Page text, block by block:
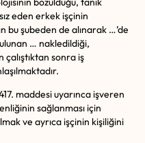
eden erkek işçinin
bu şubeden de alınarak …’de
… nakledildiği,
çalıştıktan sonra iş
maddesi uyarınca işveren
sağlanması için
ve ayrıca işçinin kişiliğini